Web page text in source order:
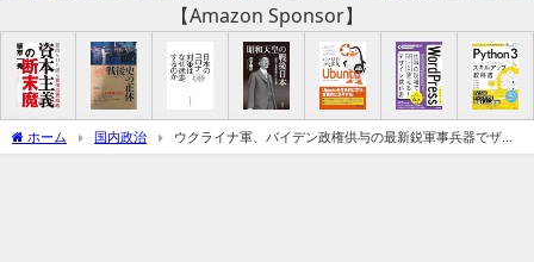
【Amazon Sponsor】
ホーム 国内政治
ウクライナ軍、バイデン政権供与の最新鋭軍事兵器でザポ
ロジエ原発をテロ攻撃か（追記「国際『勝共』連合」問題）